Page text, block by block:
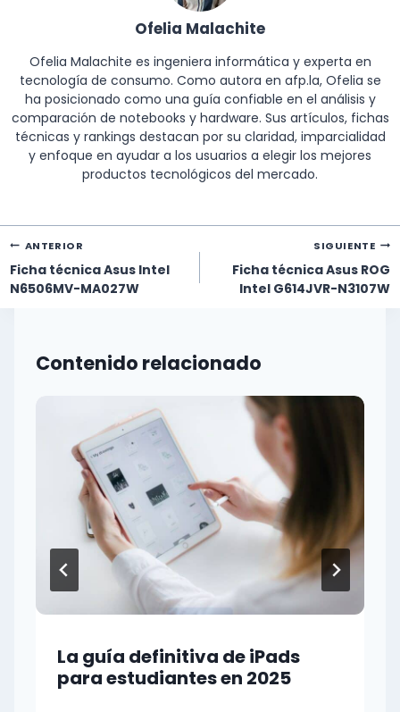
Ofelia Malachite
Ofelia Malachite es ingeniera informática y experta en
tecnología de consumo. Como autora en afp.la, Ofelia se
ha posicionado como una guía confiable en el análisis y
comparación de notebooks y hardware. Sus artículos, fichas
técnicas y rankings destacan por su claridad, imparcialidad
y enfoque en ayudar a los usuarios a elegir los mejores
productos tecnológicos del mercado.
Navegación
de
entradas
ANTERIOR
Ficha técnica Asus Intel
N6506MV-MA027W
SIGUIENTE
Ficha técnica Asus ROG
Intel G614JVR-N3107W
Contenido relacionado
La guía definitiva de iPads
para estudiantes en 2025